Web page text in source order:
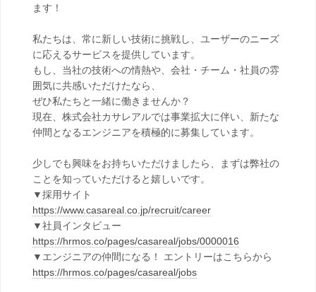
ます！
私たちは、常に新しい技術に挑戦し、ユーザーのニーズ
に応えるサービスを提供しています。
もし、当社の技術への情熱や、会社・チーム・社員の雰
囲気に共感いただけたなら、
ぜひ私たちと一緒に働きませんか？
現在、株式会社カサレアルでは事業拡大に伴い、新たな
仲間となるエンジニアを積極的に募集しています。
少しでも興味をお持ちいただけましたら、まずは弊社の
ことを知っていただけると嬉しいです。
▼採用サイト
https://www.casareal.co.jp/recruit/career
▼社員インタビュー
https://hrmos.co/pages/casareal/jobs/0000016
▼エンジニアの仲間になる！ エントリーはこちらから
https://hrmos.co/pages/casareal/jobs